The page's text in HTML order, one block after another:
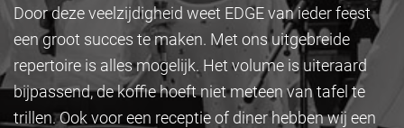
Door deze veelzijdigheid weet EDGE van ieder feest
een groot succes te maken. Met ons uitgebreide
repertoire is alles mogelijk. Het volume is uiteraard
bijpassend, de koffie hoeft niet meteen van tafel te
trillen. Ook voor een receptie of diner hebben wij een